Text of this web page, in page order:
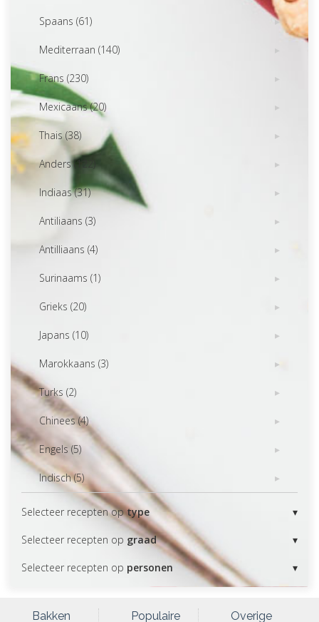
Spaans (61)
Mediterraan (140)
Frans (230)
Mexicaans (20)
Thais (38)
Anders (122)
Indiaas (31)
Antiliaans (3)
Antilliaans (4)
Surinaams (1)
Grieks (20)
Japans (10)
Marokkaans (3)
Turks (2)
Chinees (4)
Engels (5)
Indisch (5)
Selecteer recepten optype
Selecteer recepten op graad
Selecteer recepten op personen
Bakken Populaire Overige